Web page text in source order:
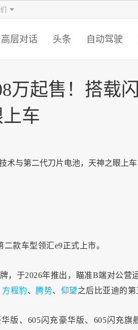
高层对话 头条 自动驾驶
万起售！搭载
车
款车型领汇e9正式上市。
，于2026年推出，瞄准B端对公营
方程豹、 腾势、 仰望之后比亚迪的第
版、605闪充豪华版、605闪充旗